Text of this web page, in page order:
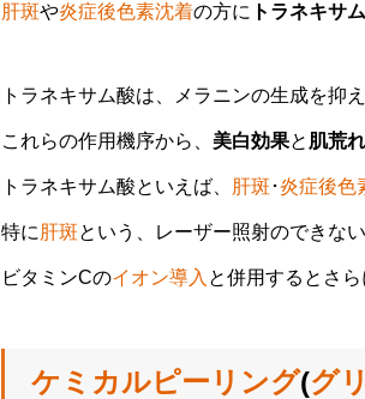
肝斑や炎症後色素沈着の方に トラネキサ
トラネキサム酸は、メラニンの生成を抑
これらの作用機序から、 美白効果と 肌荒
トラネキサム酸といえば、 肝斑 ･炎症後色
特に 肝斑という、レーザー照射のできな
ビタミンCのイオン導入 と併用するとさら
ケミカルピーリング(グ